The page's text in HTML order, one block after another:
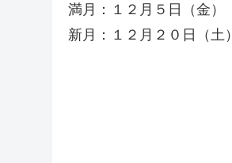
満月：１２月５日（金）
新月：１２月２０日（土）